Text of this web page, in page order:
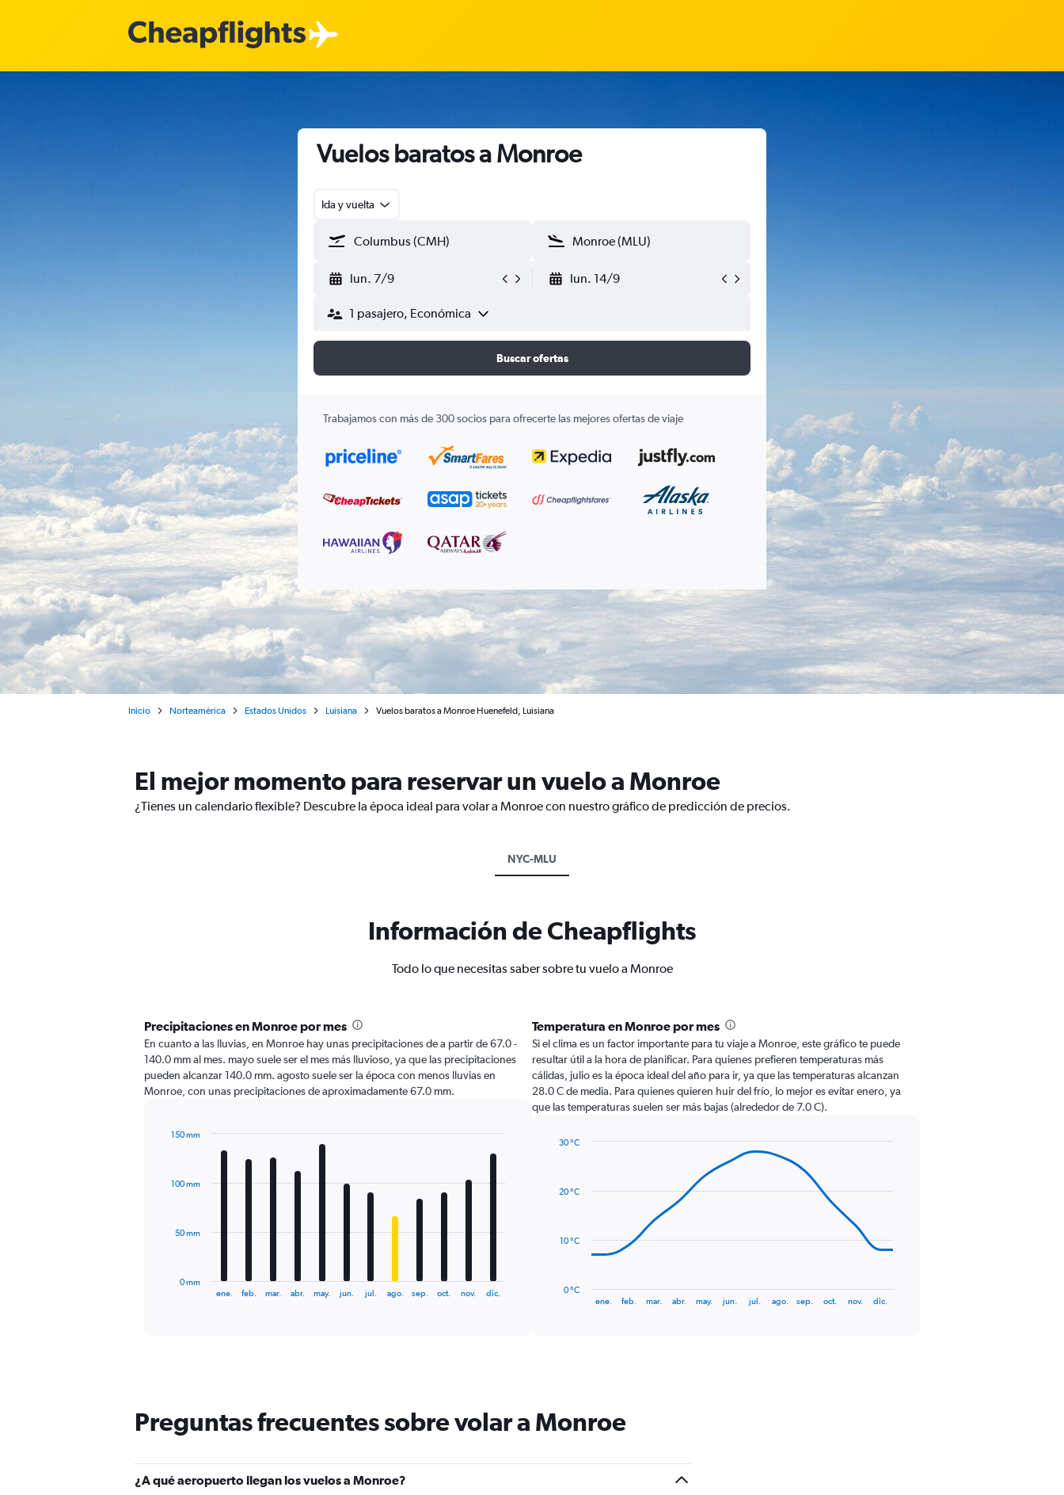
Vuelos baratos a Monroe
Ida y vuelta
lun. 7/9 lun. 14/9
1 pasajero, Económica
Buscar ofertas
Trabajamos con más de 300 socios para ofrecerte las mejores ofertas de viaje
Inicio Norteamérica Estados Unidos Luisiana Vuelos baratos a Monroe Huenefeld, Luisiana
El mejor momento para reservar un vuelo a Monroe
¿Tienes un calendario flexible? Descubre la época ideal para volar a Monroe con nuestro gráfico de predicción de precios.
NYC-MLU
Información de Cheapflights
Todo lo que necesitas saber sobre tu vuelo a Monroe
Precipitaciones en Monroe por mes
En cuanto a las lluvias, en Monroe hay unas precipitaciones de a partir de 67.0 -
140.0 mm al mes. mayo suele ser el mes más lluvioso, ya que las precipitaciones
pueden alcanzar 140.0 mm. agosto suele ser la época con menos lluvias en
Monroe, con unas precipitaciones de aproximadamente 67.0 mm.
12
The
has
axis
displaying
ene. feb. mar. abr. may. jun. jul. ago. sep. oct. nov. dic.
0 mm
50 mm
100 mm
150 mm
Temperatura en Monroe por mes
Si el clima es un factor importante para tu viaje a Monroe, este gráfico te puede
resultar útil a la hora de planificar. Para quienes prefieren temperaturas más
cálidas, julio es la época ideal del año para ir, ya que las temperaturas alcanzan
28.0 C de media. Para quienes quieren huir del frío, lo mejor es evitar enero, ya
que las temperaturas suelen ser más bajas (alrededor de 7.0 C).
14
The
chart
1
ene. feb. mar. abr. may. jun. jul. ago. sep. oct. nov. dic.
0 °C
10 °C
20 °C
30 °C
Preguntas frecuentes sobre volar a Monroe
¿A qué aeropuerto llegan los vuelos a Monroe?